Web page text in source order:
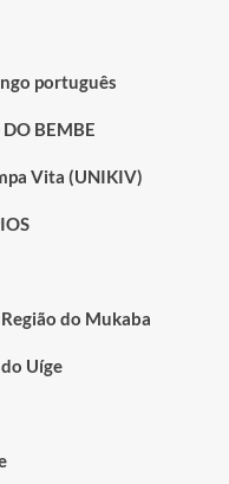
português
BEMBE
Vita (UNIKIV)
do Mukaba
Uíge